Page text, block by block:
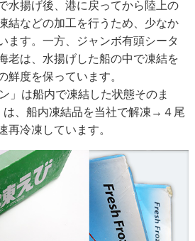
水揚げ後、港に戻ってから陸上の
結などの加工を行うため、少なか
ます。一方、ジャンボ有頭シータ
老は、水揚げした船の中で凍結を
鮮度を保っています。
」は船内で凍結した状態そのま
は、船内凍結品を当社で解凍→４尾
冷凍しています。